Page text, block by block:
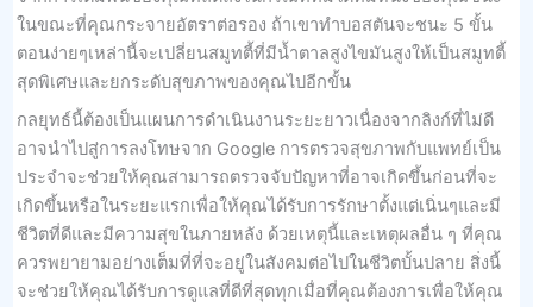
ในขณะที่คุณกระจายอัตราต่อรอง ถ้าเขาทำบอสตันจะชนะ 5 ขั้น
ตอนง่ายๆเหล่านี้จะเปลี่ยนสมูทตี้ที่มีน้ำตาลสูงไขมันสูงให้เป็นสมูทตี้
สุดพิเศษและยกระดับสุขภาพของคุณไปอีกขั้น
กลยุทธ์นี้ต้องเป็นแผนการดำเนินงานระยะยาวเนื่องจากลิงก์ที่ไม่ดี
อาจนำไปสู่การลงโทษจาก Google การตรวจสุขภาพกับแพทย์เป็น
ประจำจะช่วยให้คุณสามารถตรวจจับปัญหาที่อาจเกิดขึ้นก่อนที่จะ
เกิดขึ้นหรือในระยะแรกเพื่อให้คุณได้รับการรักษาตั้งแต่เนิ่นๆและมี
ชีวิตที่ดีและมีความสุขในภายหลัง ด้วยเหตุนี้และเหตุผลอื่น ๆ ที่คุณ
ควรพยายามอย่างเต็มที่ที่จะอยู่ในสังคมต่อไปในชีวิตบั้นปลาย สิ่งนี้
จะช่วยให้คุณได้รับการดูแลที่ดีที่สุดทุกเมื่อที่คุณต้องการเพื่อให้คุณ